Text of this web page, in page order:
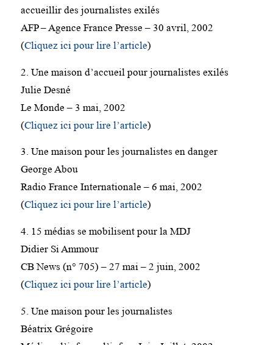
accueillir des journalistes exilés
AFP – Agence France Presse – 30 avril, 2002
(Cliquez ici pour lire l’article)
2. Une maison d’accueil pour journalistes exilés
Julie Desné
Le Monde – 3 mai, 2002
(Cliquez ici pour lire l’article)
3. Une maison pour les journalistes en danger
George Abou
Radio France Internationale – 6 mai, 2002
(Cliquez ici pour lire l’article)
4. 15 médias se mobilisent pour la MDJ
Didier Si Ammour
CB News (n° 705) – 27 mai – 2 juin, 2002
(Cliquez ici pour lire l’article)
5. Une maison pour les journalistes
Béatrix Grégoire